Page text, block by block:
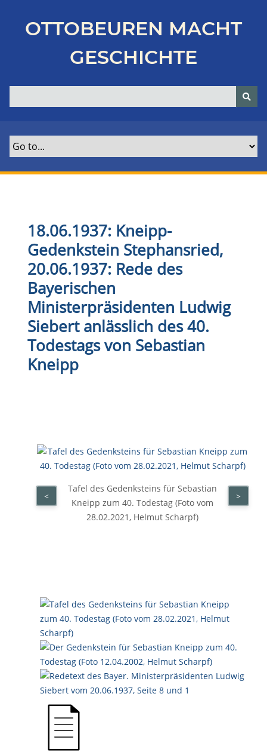
p
OTTOBEUREN MACHT
GESCHICHTE
18.06.1937: Kneipp-
Gedenkstein Stephansried,
20.06.1937: Rede des
Bayerischen
Ministerpräsidenten Ludwig
Siebert anlässlich des 40.
Todestags von Sebastian
Kneipp
Tafel des Gedenksteins für Sebastian
Kneipp zum 40. Todestag (Foto vom
28.02.2021, Helmut Scharpf)
< >